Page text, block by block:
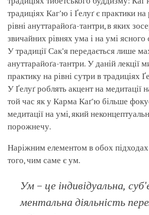
традиціях Каг'ю і Ґелуґ є практики на
рівні ануттарайоґа-тантри, в яких
звичайних рівнях ума і на умі ясного
У традиції Сак'я передається лише
ануттарайоґа-тантри. У даній лекції
практику на рівні сутри в традиціях
У Ґелуґ роблять акцент на медитації
той час як у Карма Каґ'ю більше
медитації на умі, який
порожнечу.
Наріжним елементом в обох підходах
того, чим саме є ум.
Ум – це індивідуальна,
ментальна діяльність